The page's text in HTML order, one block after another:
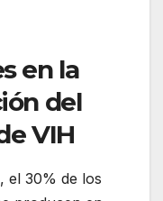
en la
del
VIH
el 30% de los